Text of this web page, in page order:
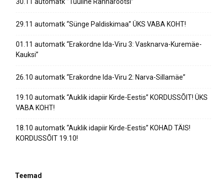
29.11 automatk “Sünge Paldiskimaa” ÜKS VABA KOHT!
01.11 automatk “Erakordne Ida-Viru 3: Vasknarva-Kuremäe-
Kauksi”
26.10 automatk “Erakordne Ida-Viru 2: Narva-Sillamäe”
19.10 automatk “Auklik idapiir Kirde-Eestis” KORDUSSÕIT! ÜKS
VABA KOHT!
18.10 automatk “Auklik idapiir Kirde-Eestis” KOHAD TÄIS!
KORDUSSÕIT 19.10!
Teemad